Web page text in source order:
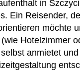
in
Ein Reisender,
möchte
Hotelzimmer
anmietet